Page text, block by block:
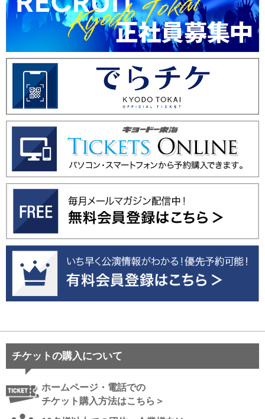
チケットの購入について
ホームページ・電話での
チケット購入方法はこちら＞